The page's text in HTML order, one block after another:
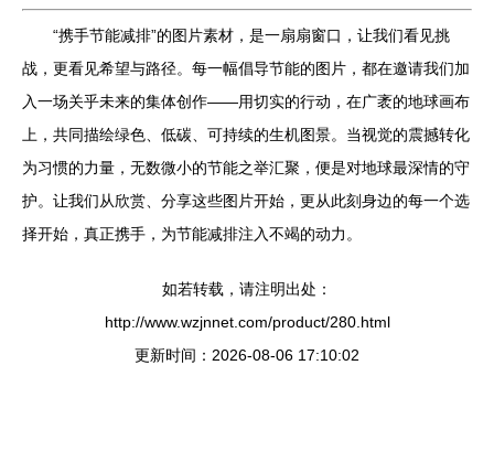
“携手节能减排”的图片素材，是一扇扇窗口，让我们看见挑
战，更看见希望与路径。每一幅倡导节能的图片，都在邀请我们加
入一场关乎未来的集体创作——用切实的行动，在广袤的地球画布
上，共同描绘绿色、低碳、可持续的生机图景。当视觉的震撼转化
为习惯的力量，无数微小的节能之举汇聚，便是对地球最深情的守
护。让我们从欣赏、分享这些图片开始，更从此刻身边的每一个选
择开始，真正携手，为节能减排注入不竭的动力。
如若转载，请注明出处：
http://www.wzjnnet.com/product/280.html
更新时间：2026-08-06 17:10:02